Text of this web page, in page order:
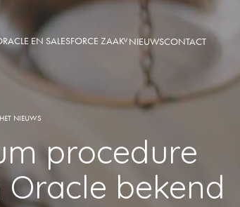
EN SALESFORCE ZAAK NIEUWSCONTACT
NIEUWS
procedure
Oracle bekend